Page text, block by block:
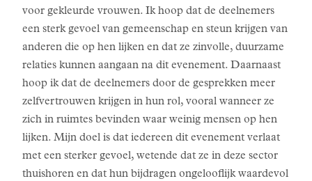
voor gekleurde vrouwen. Ik hoop dat de deelnemers
een sterk gevoel van gemeenschap en steun krijgen van
anderen die op hen lijken en dat ze zinvolle, duurzame
relaties kunnen aangaan na dit evenement. Daarnaast
hoop ik dat de deelnemers door de gesprekken meer
zelfvertrouwen krijgen in hun rol, vooral wanneer ze
zich in ruimtes bevinden waar weinig mensen op hen
lijken. Mijn doel is dat iedereen dit evenement verlaat
met een sterker gevoel, wetende dat ze in deze sector
thuishoren en dat hun bijdragen ongelooflijk waardevol